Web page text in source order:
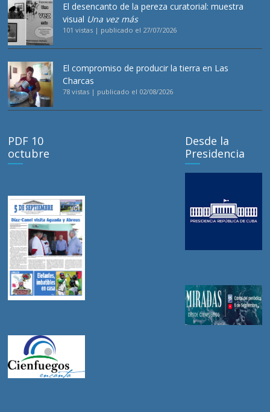
El desencanto de la pereza curatorial: muestra
visual Una vez más
101 vistas | publicado el 27/07/2026
El compromiso de producir la tierra en Las
Charcas
78 vistas | publicado el 02/08/2026
PDF 10
octubre
Desde la
Presidencia